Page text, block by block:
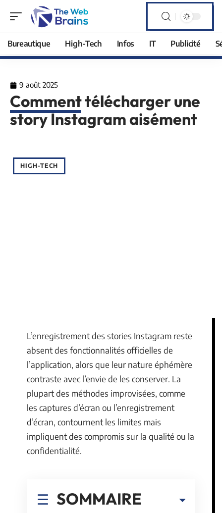
Bureautique High-Tech Infos IT Publicité
9 août 2025
Comment télécharger une
story Instagram aisément
HIGH-TECH
L’enregistrement des stories Instagram reste
absent des fonctionnalités officielles de
l’application, alors que leur nature éphémère
contraste avec l’envie de les conserver. La
plupart des méthodes improvisées, comme
les captures d’écran ou l’enregistrement
d’écran, contournent les limites mais
impliquent des compromis sur la qualité ou la
confidentialité.
SOMMAIRE